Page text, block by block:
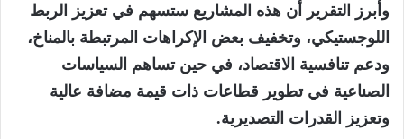
وأبرز التقرير أن هذه المشاريع ستسهم في تعزيز الربط
اللوجستيكي، وتخفيف بعض الإكراهات المرتبطة بالمناخ،
ودعم تنافسية الاقتصاد، في حين تساهم السياسات
الصناعية في تطوير قطاعات ذات قيمة مضافة عالية
وتعزيز القدرات التصديرية.